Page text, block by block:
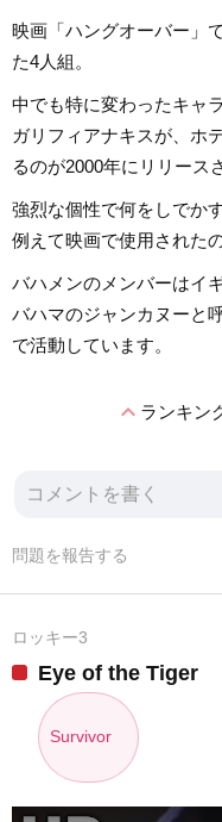
映画「ハングオーバー」
た4人組。
中でも特に変わったキャ
ガリフィアナキスが、ホ
るのが2000年にリリース
強烈な個性で何をしでか
例えて映画で使用された
バハメンのメンバーはイ
バハマのジャンカヌーと
で活動しています。
expand_lessランキン
問題を報告する
ロッキー3
Eye of the Tiger
Survivor